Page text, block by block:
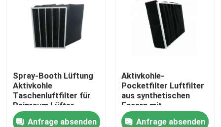
Videos
Über uns
Fabrik-Ausflug
Qualitätskontrolle
Spray-Booth Lüftung
Aktivkohle
Taschenluftfilter für
Reinraum Lüfter
Filter-Einheit
Anfrage absenden
Aktivkohle-
Pocketfilter Luftfilter
aus synthetischen
Fasern mit
Aluminiumrahmen
Anfrage absenden